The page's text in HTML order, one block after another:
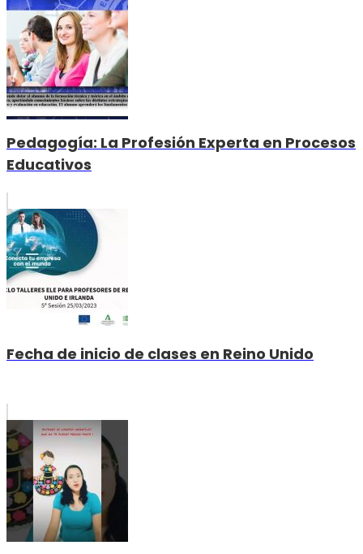
Pedagogía: La Profesión Experta en Procesos
Educativos
Fecha de inicio de clases en Reino Unido